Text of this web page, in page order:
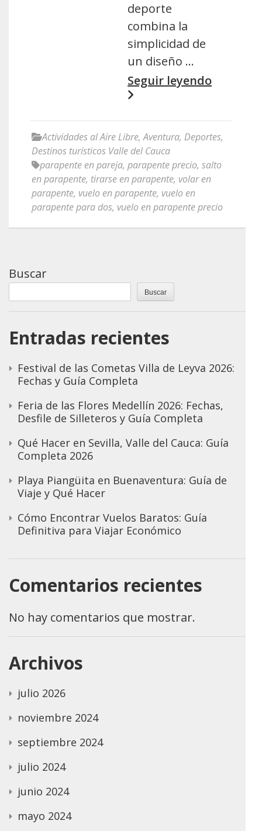
deporte
combina la
simplicidad de
un diseño …
Seguir leyendo
Actividades al Aire Libre,Aventura, Deportes,
Destinos turísticos Valle del Cauca
parapente en pareja, parapente precio, salto
en parapente, tirarse en parapente, volar en
parapente, vuelo en parapente, vuelo en
parapente para dos, vuelo en parapente precio
Buscar
Buscar
Entradas recientes
Festival de las Cometas Villa de Leyva 2026:
Fechas y Guía Completa
Feria de las Flores Medellín 2026: Fechas,
Desfile de Silleteros y Guía Completa
Qué Hacer en Sevilla, Valle del Cauca: Guía
Completa 2026
Playa Piangüita en Buenaventura: Guía de
Viaje y Qué Hacer
Cómo Encontrar Vuelos Baratos: Guía
Definitiva para Viajar Económico
Comentarios recientes
No hay comentarios que mostrar.
Archivos
julio 2026
noviembre 2024
septiembre 2024
julio 2024
junio 2024
mayo 2024